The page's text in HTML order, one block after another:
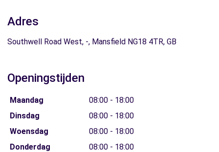
Adres
Southwell Road West, -, Mansfield NG18 4TR, GB
Openingstijden
Maandag
08:00 - 18:00
Dinsdag
08:00 - 18:00
Woensdag
08:00 - 18:00
Donderdag
08:00 - 18:00